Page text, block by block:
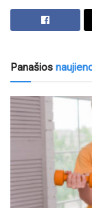
Panašios